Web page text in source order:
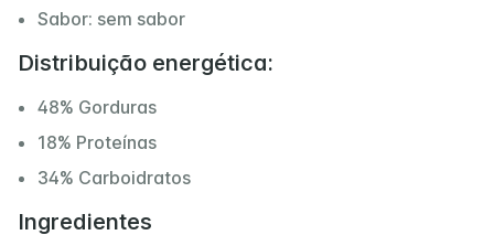
Sabor: sem sabor
Distribuição energética:
48% Gorduras
18% Proteínas
34% Carboidratos
Ingredientes